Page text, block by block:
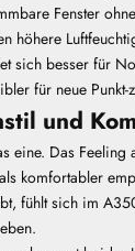
Fenster
höhere
sich besser für
für neue Punkt-
und
eine. Das Feeling
komfortabler
fühlt sich im